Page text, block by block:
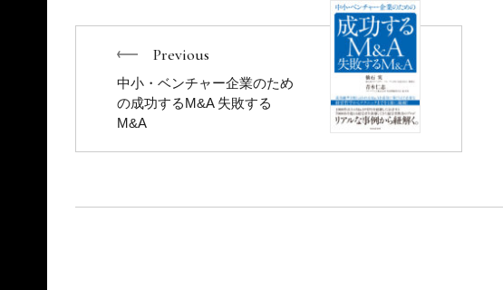
ーザー照射法」を全国に先駆けて導入したパイオニアでもある。著書
治療』（主婦の友社）、『痔の９割は自分で治せる カリスマ専門医が
（マキノ出版）などがある。
著者：平田悠悟（ひらたゆうご）
平田肛門科医院 副院長
2022年より平田肛門科医院に４代目として勤務。腸内環境を整える
Previous
中小・ベンチャー企業のため
の成功するM&A 失敗する
M&A